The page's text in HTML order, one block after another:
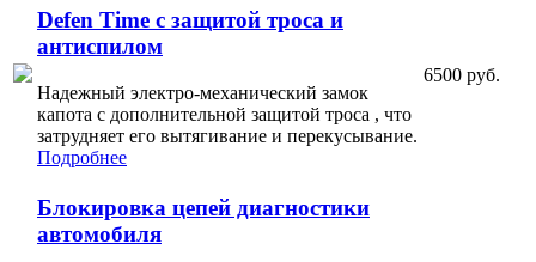
Defen Time с защитой троса и
антиспилом
Надежный электро-механический замок
капота с дополнительной защитой троса , что
затрудняет его вытягивание и перекусывание.
Подробнее
6500 руб.
Блокировка цепей диагностики
автомобиля